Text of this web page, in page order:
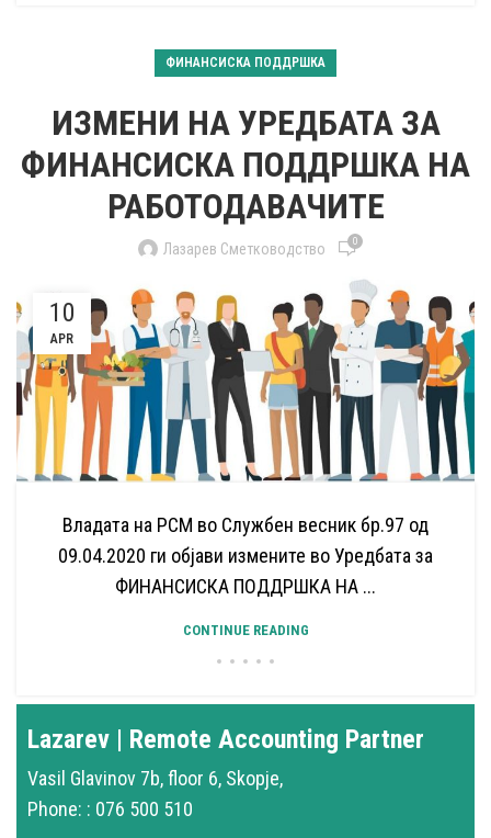
ФИНАНСИСКА ПОДДРШКА
ИЗМЕНИ НА УРЕДБАТА ЗА
ФИНАНСИСКА ПОДДРШКА НА
РАБОТОДАВАЧИТЕ
Лазарев Сметководство 0
10
APR
Владата на РСМ во Службен весник бр.97 од
09.04.2020 ги објави измените во Уредбата за
ФИНАНСИСКА ПОДДРШКА НА ...
CONTINUE READING
Lazarev | Remote Accounting Partner
Vasil Glavinov 7b, floor 6, Skopje,
Phone: : 076 500 510